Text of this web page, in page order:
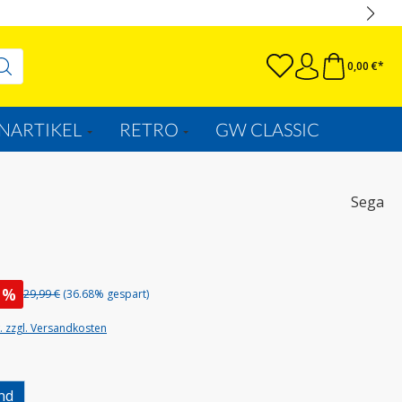
0,00 €*
RETRO GW CLASSIC
Sega
% 29,99 € (36.68% gespart)
zzgl. Versandkosten